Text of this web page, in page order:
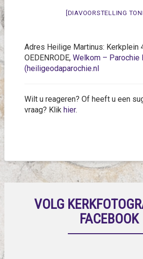
[DIAVOORSTELLING
Adres Heilige Martinus: Kerkplein
OEDENRODE, Welkom – Parochie
(heiligeodaparochie.nl
Wilt u reageren? Of heeft u een
vraag? Klik hier.
VOLG
FACEBOOK